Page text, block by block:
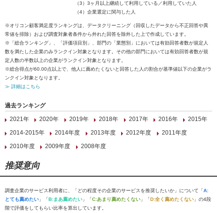
（3）3ヶ月以上継続して利用している／利用していた人
（4）企業選定に関与した人
※オリコン顧客満足度ランキングは、データクリーニング（回収したデータから不正回答や異
常値を排除）および調査対象者条件から外れた回答を除外した上で作成しています。
※「総合ランキング」、「評価項目別」、部門の「業態別」においては有効回答者数が規定人
数を満たした企業のみランクイン対象となります。その他の部門においては有効回答者数が規
定人数の半数以上の企業がランクイン対象となります。
※総合得点が60.00点以上で、他人に薦めたくないと回答した人の割合が基準値以下の企業がラ
ンクイン対象となります。
≫ 詳細はこちら
過去ランキング
2021年
2020年 2019年 2018年 2017年 2016年
2015年
2014-2015年
2014年度 2013年度 2012年度
2011年度
2010年度
2009年度 2008年度
推奨意向
調査企業のサービス利用者に、「どの程度その企業のサービスを推奨したいか」について「A:
とても薦めたい 」「B:まあ薦めたい 」「C:あまり薦めたくない 」「D:全く薦めたくない 」の4段
階で評価をしてもらい比率を算出しています。